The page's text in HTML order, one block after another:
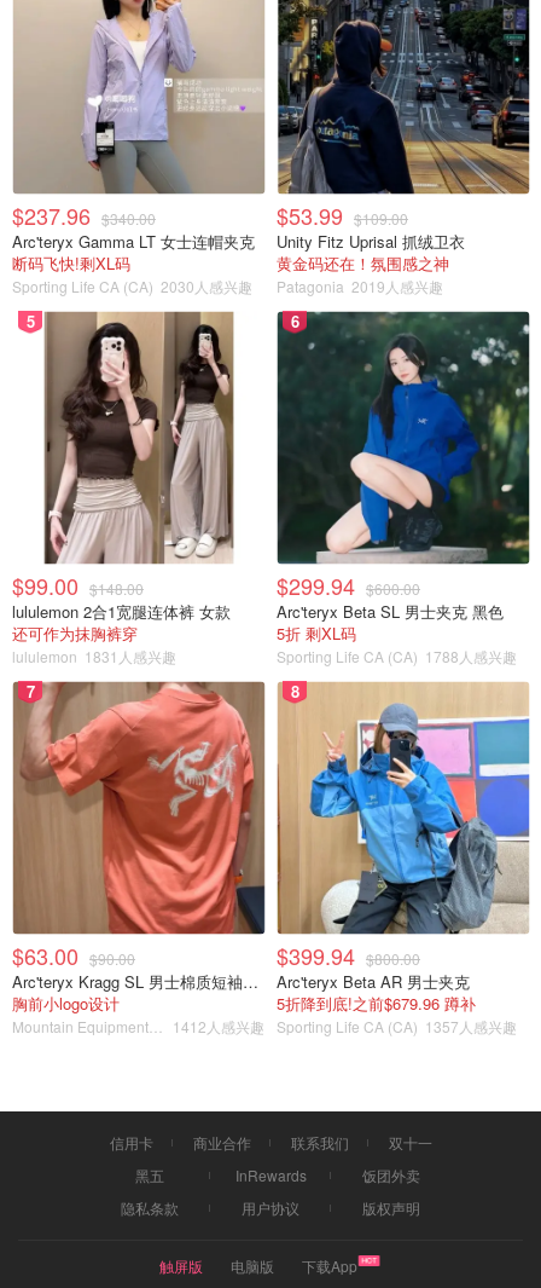
$237.96 $340.00
Arc'teryx Gamma LT 女士连帽夹克
断码飞快!剩XL码
Sporting Life CA (CA) 2030人感兴趣
$53.99 $109.00
Unity Fitz Uprisal 抓绒卫衣
黄金码还在！氛围感之神
Patagonia 2019人感兴趣
5
$99.00 $148.00
lululemon 2合1宽腿连体裤 女款
还可作为抹胸裤穿
lululemon 1831人感兴趣
6
$299.94 $600.00
Arc'teryx Beta SL 男士夹克 黑色
5折 剩XL码
Sporting Life CA (CA) 1788人感兴趣
7
$63.00 $90.00
Arc'teryx Kragg SL 男士棉质短袖T恤
胸前小logo设计
1412人感兴趣
8
$399.94 $800.00
Arc'teryx Beta AR 男士夹克
5折降到底!之前$679.96 蹲补
Sporting Life CA (CA) 1357人感兴趣
信用卡 商业合作 联系我们
双十一
黑五
InRewards
饭团外卖
隐私条款
用户协议 版权声明
触屏版 电脑版 下载App